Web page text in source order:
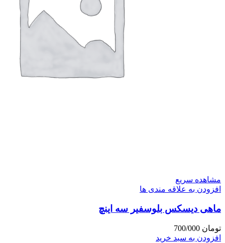
مشاهده سریع
افزودن به علاقه مندی ها
ماهی دیسکس بلوسفیر سه اینچ
تومان
افزودن به سبد خرید